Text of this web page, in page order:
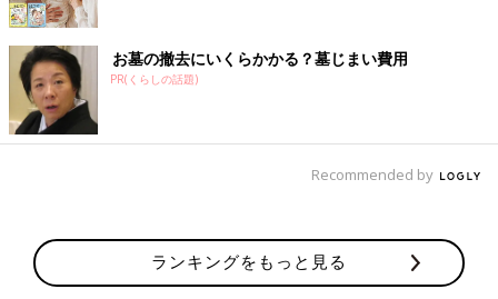
お墓の撤去にいくらかかる？墓じまい費用
PR(くらしの話題)
Recommended by
ランキングをもっと見る